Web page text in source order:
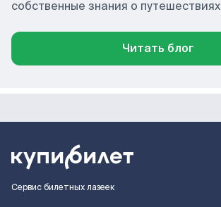
собственные знания о путешествиях
Читать блог
Сервис билетных лазеек